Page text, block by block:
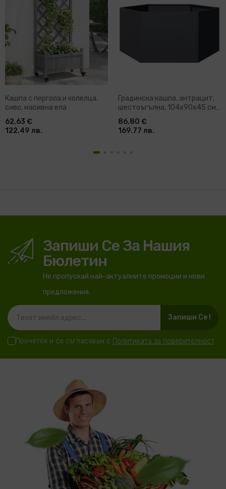
Кашпа с пергола и колелца,
сиво, масивна ела
62,63 €
122.49 лв.
Градинска кашпа, антрацит,
шестоъгълна, 104x90x45 см,
стомана
86,80 €
169.77 лв.
Запиши Се За Нашия
Бюлетин
Не пропускай най-актуалните промоции и нови
предложения.
Запиши Се !
Прочетох и се съгласявам с Политиката за поверителност.